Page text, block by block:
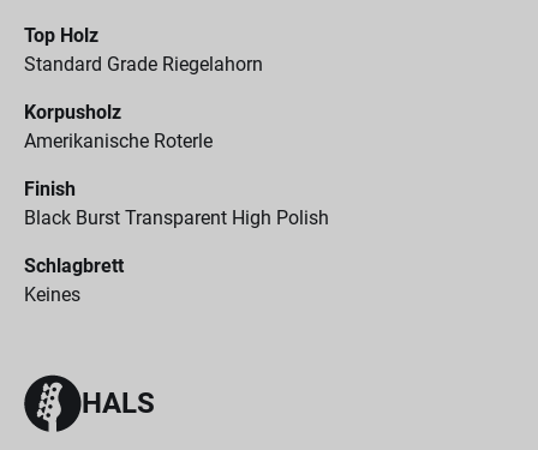
Top Holz
Standard Grade Riegelahorn
Korpusholz
Amerikanische Roterle
Finish
Black Burst Transparent High Polish
Schlagbrett
Keines
HALS